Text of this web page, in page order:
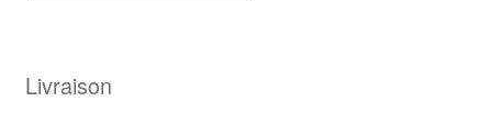
Livraison